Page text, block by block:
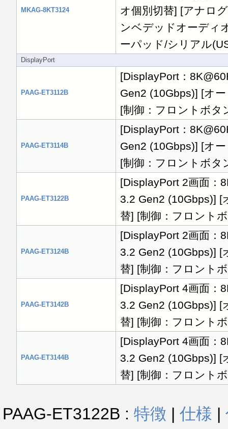
MKAG-8KT3124
オ個別切替] [アナロ
ンベデッドオーディ
ーパッド/シリアル
DisplayPort
PAAG-ET3112B
[DisplayPort：
Gen2 (10Gbps)] [オ
[制御：フロントボタ
PAAG-ET3114B
[DisplayPort：
Gen2 (10Gbps)] [オ
[制御：フロントボタ
PAAG-ET3122B
[DisplayPort 2画面：
3.2 Gen2 (10Gbps)]
替] [制御：フロント
PAAG-ET3124B
[DisplayPort 2画面：
3.2 Gen2 (10Gbps)]
替] [制御：フロント
PAAG-ET3142B
[DisplayPort 4画面：
3.2 Gen2 (10Gbps)]
替] [制御：フロント
PAAG-ET3144B
[DisplayPort 4画面：
3.2 Gen2 (10Gbps)]
替] [制御：フロント
PAAG-ET3122B : 特徴 | 仕様 |